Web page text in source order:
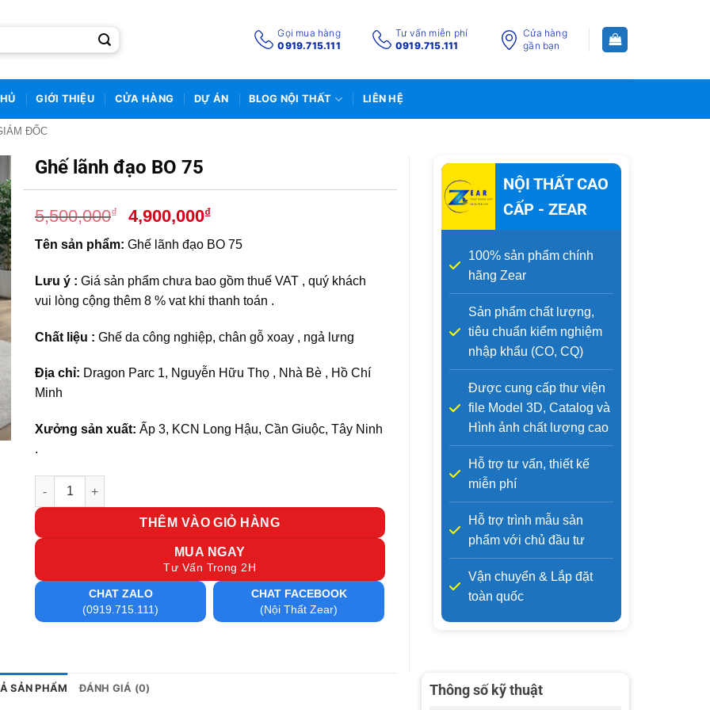
Gọi mua hàng
0919.715.111
Tư vấn miễn phí
0919.715.111
Cửa hàng
gần bạn
GIỚI THIỆU CỬA HÀNG DỰ ÁN BLOG NỘI THẤT LIÊN HỆ
ĐỐC
Ghế lãnh đạo BO 75
5,500,000₫
Giá
gốc
là:
5,500,000₫.
4,900,000₫Giá
tại
là:
4,900,000₫.
Tên sản phẩm: Ghế lãnh đạo BO 75
Lưu ý : Giá sản phẩm chưa bao gồm thuế VAT , quý khách
vui lòng cộng thêm 8 % vat khi thanh toán .
Chất liệu : Ghế da công nghiệp, chân gỗ xoay , ngả lưng
Địa chỉ: Dragon Parc 1, Nguyễn Hữu Thọ , Nhà Bè , Hồ Chí
Minh
Xưởng sản xuất: Ấp 3, KCN Long Hậu, Cần Giuộc, Tây Ninh
.
Ghế lãnh đạo BO 75 số lượng
THÊM VÀO GIỎ HÀNG
MUA NGAY
Tư Vấn Trong 2H
CHAT ZALO
(0919.715.111)
CHAT FACEBOOK
(Nội Thất Zear)
NỘI THẤT CAO
CẤP - ZEAR
100% sản phẩm chính
hãng Zear
Sản phẩm chất lượng,
tiêu chuẩn kiểm nghiệm
nhập khẩu (CO, CQ)
Được cung cấp thư viện
file Model 3D, Catalog và
Hình ảnh chất lượng cao
Hỗ trợ tư vấn, thiết kế
miễn phí
Hỗ trợ trình mẫu sản
phẩm với chủ đầu tư
Vận chuyển & Lắp đặt
toàn quốc
SẢN PHẨM ĐÁNH GIÁ (0) Thông số kỹ thuật